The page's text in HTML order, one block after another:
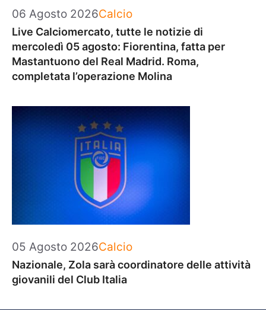
06 Agosto 2026Categorie
Calcio
Live Calciomercato, tutte le notizie di
mercoledì 05 agosto: Fiorentina, fatta per
Mastantuono del Real Madrid. Roma,
completata l’operazione Molina
05 Agosto 2026Categorie
Calcio
Nazionale, Zola sarà coordinatore delle attività
giovanili del Club Italia